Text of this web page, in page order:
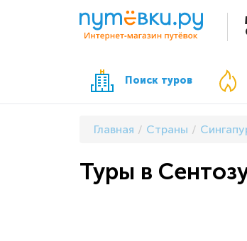
Поиск туров
Главная Страны
Туры в